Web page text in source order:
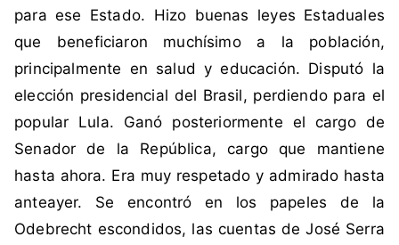
i
n
,
O
d
e
e
c
para ese Estado. Hizo buenas leyes Estaduales
que beneficiaron muchísimo a la población,
principalmente en salud y educación. Disputó la
elección presidencial del Brasil, perdiendo para el
popular Lula. Ganó posteriormente el cargo de
Senador de la República, cargo que mantiene
hasta ahora. Era muy respetado y admirado hasta
anteayer. Se encontró en los papeles de la
Odebrecht escondidos, las cuentas de José Serra